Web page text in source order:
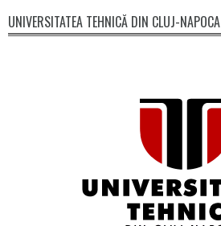
UNIVERSITATEA TEHNICĂ DIN CLUJ-NAPOCA